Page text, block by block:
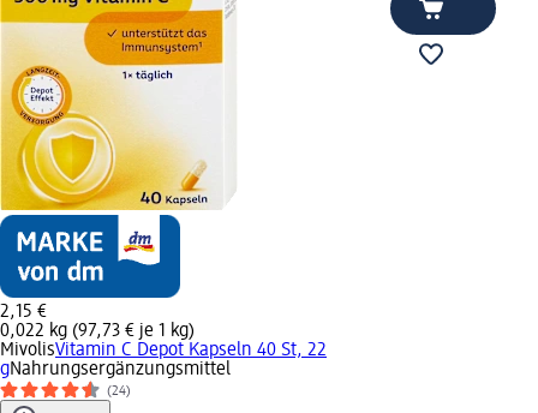
2,15 €
0,022 kg (97,73 € je 1 kg)
MivolisVitamin C Depot Kapseln 40 St, 22
gNahrungsergänzungsmittel
(24)